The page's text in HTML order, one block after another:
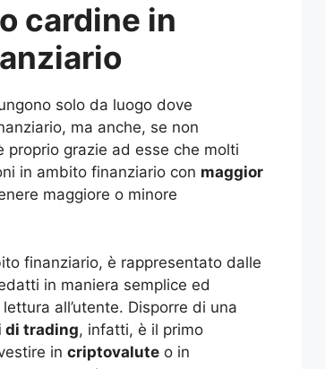
cardine in
solo da luogo dove
ma anche, se non
grazie ad esse che molti
in ambito finanziario con maggior
maggiore o minore
finanziario, è rappresentato dalle
in maniera semplice ed
all’utente. Disporre di una
di trading, infatti, è il primo
in criptovalute o in